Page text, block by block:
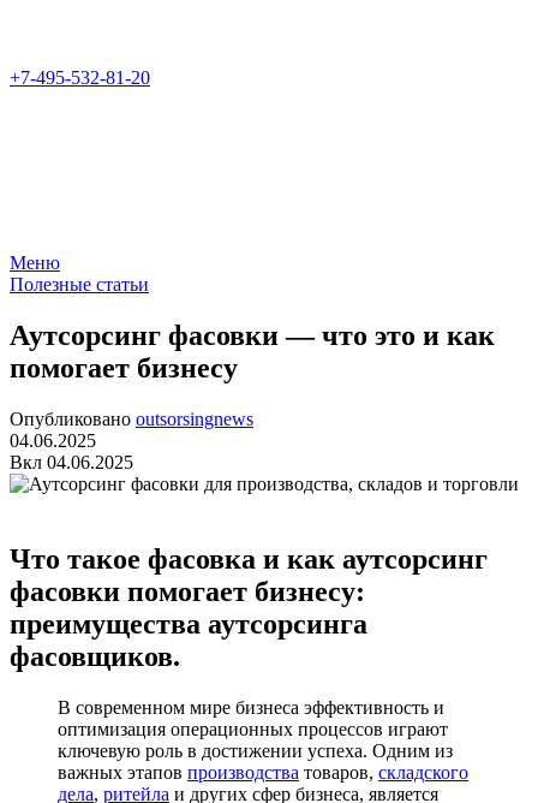
+7-495-532-81-20
Меню
Полезные статьи
Аутсорсинг фасовки — что это и как
помогает бизнесу
Опубликовано outsorsingnews
04.06.2025
Вкл 04.06.2025
Что такое фасовка и как аутсорсинг
фасовки помогает бизнесу:
преимущества аутсорсинга
фасовщиков.
В современном мире бизнеса эффективность и
оптимизация операционных процессов играют
ключевую роль в достижении успеха. Одним из
важных этапов производства товаров, складского
дела, ритейла и других сфер бизнеса, является